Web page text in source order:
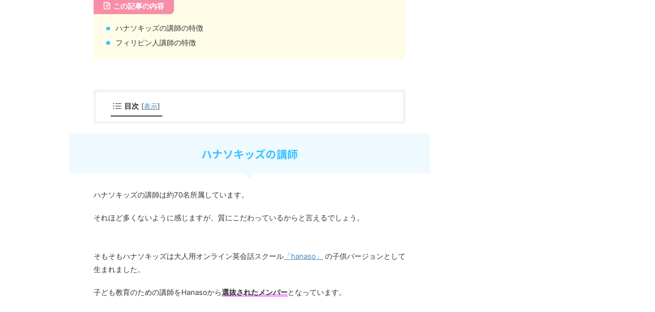
この記事の内容
ハナソキッズの講師の特徴
フィリピン人講師の特徴
目次 [表示]
ハナソキッズの講師
ハナソキッズの講師は約70名所属しています。
それほど多くないように感じますが、質にこだわっているからと言えるでしょう。
そもそもハナソキッズは大人用オンライン英会話スクール 「hanaso」
の子供バージョンとして
生まれました。
子ども教育のための講師をHanasoから選抜されたメンバーとなっています。